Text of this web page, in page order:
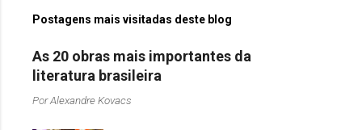
Postagens mais visitadas deste blog
As 20 obras mais importantes da
literatura brasileira
PorAlexandre Kovacs